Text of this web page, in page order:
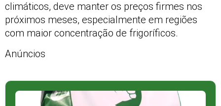
climáticos, deve manter os preços firmes nos
próximos meses, especialmente em regiões
com maior concentração de frigoríficos.
Anúncios